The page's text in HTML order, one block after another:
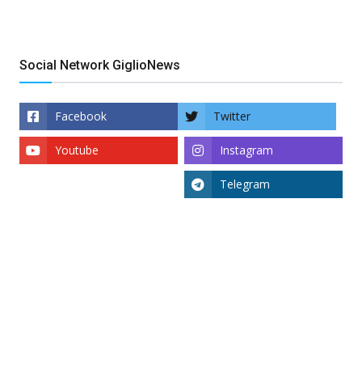
Social Network GiglioNews
Facebook Twitter
Instagram
Youtube
Telegram